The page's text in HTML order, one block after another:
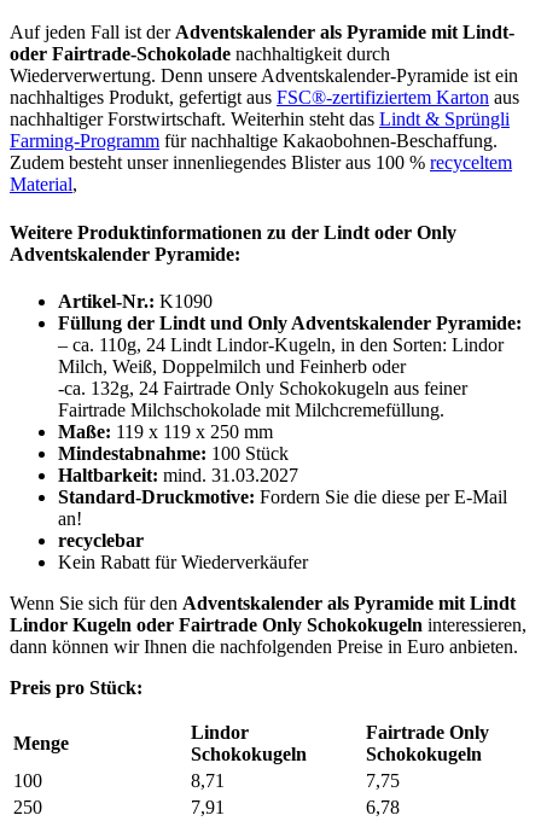
Auf jeden Fall ist derAdventskalender als Pyramide mit Lindt-
oder Fairtrade-Schokolade nachhaltigkeit durch
Wiederverwertung. Denn unsere Adventskalender-Pyramide ist ein
nachhaltiges Produkt, gefertigt aus FSC®-zertifiziertem Karton aus
nachhaltiger Forstwirtschaft. Weiterhin steht das Lindt & Sprüngli
Farming-Programm für nachhaltige Kakaobohnen-Beschaffung.
Zudem besteht unser innenliegendes Blister aus 100 % recyceltem
Material,
Weitere Produktinformationen zu der Lindt oder Only
Adventskalender Pyramide:
Artikel-Nr.: K1090
Füllung der Lindt und Only Adventskalender Pyramide:
– ca. 110g, 24 Lindt Lindor-Kugeln, in den Sorten: Lindor
Milch, Weiß, Doppelmilch und Feinherb oder
-ca. 132g, 24 Fairtrade Only Schokokugeln aus feiner
Fairtrade Milchschokolade mit Milchcremefüllung.
Maße: 119 x 119 x 250 mm
Mindestabnahme: 100 Stück
Haltbarkeit: mind. 31.03.2027
Standard-Druckmotive: Fordern Sie die diese per E-Mail
an!
recyclebar
Kein Rabatt für Wiederverkäufer
Wenn Sie sich für den Adventskalender als Pyramide mit Lindt
Lindor Kugeln oder Fairtrade Only Schokokugeln interessieren,
dann können wir Ihnen die nachfolgenden Preise in Euro anbieten.
Preis pro Stück:
Menge
Lindor
Schokokugeln
Fairtrade Only
Schokokugeln
100
8,71
7,75
250
7,91
6,78